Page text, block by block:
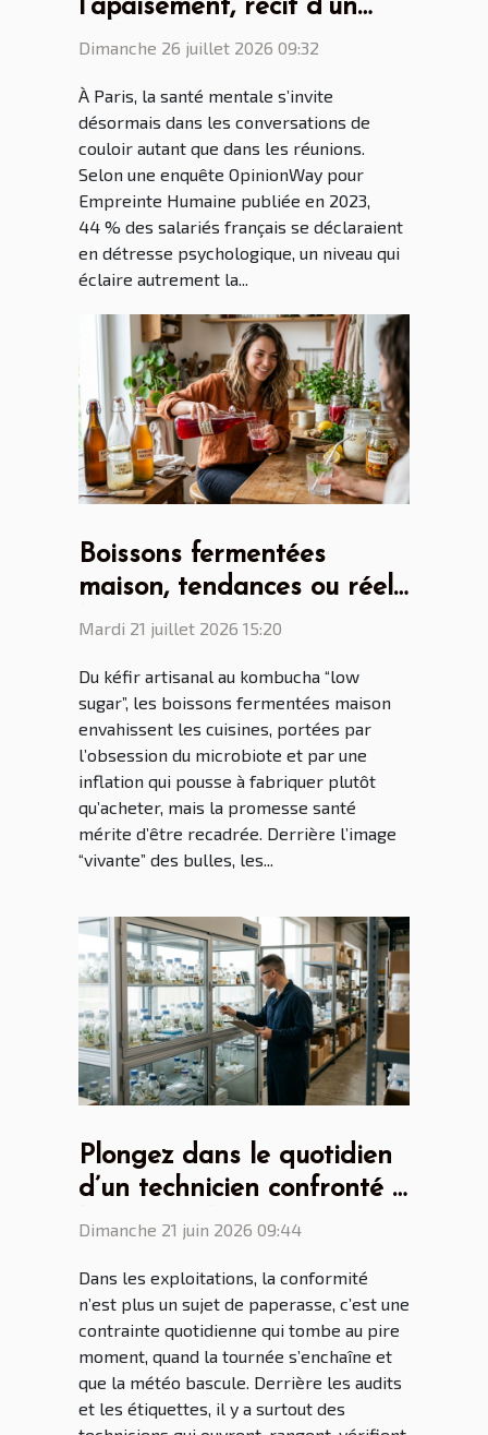
l’apaisement, récit d’un
cadre parisien conquis par
Dimanche 26 juillet 2026 09:32
À Paris, la santé mentale s’invite
désormais dans les conversations de
couloir autant que dans les réunions.
Selon une enquête OpinionWay pour
Empreinte Humaine publiée en 2023,
44 % des salariés français se déclaraient
en détresse psychologique, un niveau qui
éclaire autrement la...
Boissons fermentées
maison, tendances ou réel
bénéfice santé ?
Mardi 21 juillet 2026 15:20
Du kéfir artisanal au kombucha “low
sugar”, les boissons fermentées maison
envahissent les cuisines, portées par
l’obsession du microbiote et par une
inflation qui pousse à fabriquer plutôt
qu’acheter, mais la promesse santé
mérite d’être recadrée. Derrière l’image
“vivante” des bulles, les...
Plongez dans le quotidien
d’un technicien confronté à
l’armoire phytosanitaire
Dimanche 21 juin 2026 09:44
Dans les exploitations, la conformité
n’est plus un sujet de paperasse, c’est une
contrainte quotidienne qui tombe au pire
moment, quand la tournée s’enchaîne et
que la météo bascule. Derrière les audits
et les étiquettes, il y a surtout des